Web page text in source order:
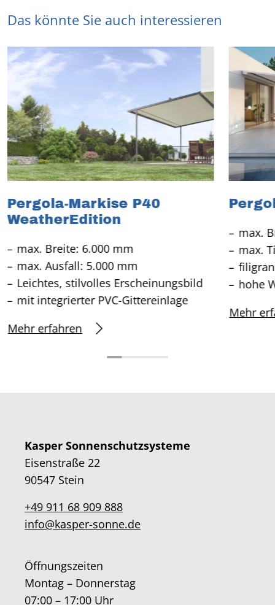
Das könnte Sie auch interessieren
Pergola-Markise P40
WeatherEdition
max. Breite: 6.000 mm
max. Ausfall: 5.000 mm
Leichtes, stilvolles Erscheinungsbild
mit integrierter PVC-Gittereinlage
Mehr erfahren
max.
max.
hohe
Mehr
Kasper Sonnenschutzsysteme
Eisenstraße 22
90547 Stein
+49 911 68 909 888
info@kasper-sonne.de
Öffnungszeiten
Montag – Donnerstag
07:00 – 17:00 Uhr